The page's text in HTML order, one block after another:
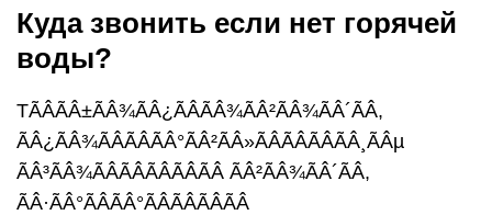
Куда звонить если нет горячей
воды?
ТÃÂÃÂ±ÃÂ¾ÃÂ¿ÃÂÃÂ¾ÃÂ²ÃÂ¾ÃÂ´ÃÂ,
ÃÂ¿ÃÂ¾ÃÂÃÂÃÂ°ÃÂ²ÃÂ»ÃÂÃÂÃÂÃÂ¸ÃÂµ
ÃÂ³ÃÂ¾ÃÂÃÂÃÂÃÂÃÂ ÃÂ²ÃÂ¾ÃÂ´ÃÂ,
ÃÂ·ÃÂ°ÃÂÃÂ°ÃÂÃÂÃÂÃÂ